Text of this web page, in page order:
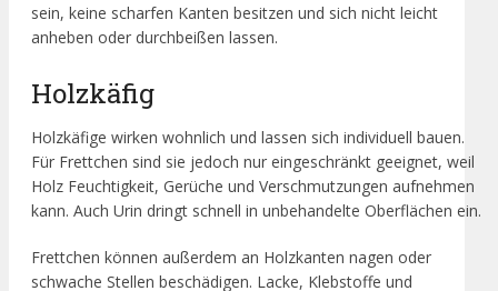
sein, keine scharfen Kanten besitzen und sich nicht leicht
anheben oder durchbeißen lassen.
Holzkäfig
Holzkäfige wirken wohnlich und lassen sich individuell bauen.
Für Frettchen sind sie jedoch nur eingeschränkt geeignet, weil
Holz Feuchtigkeit, Gerüche und Verschmutzungen aufnehmen
kann. Auch Urin dringt schnell in unbehandelte Oberflächen ein.
Frettchen können außerdem an Holzkanten nagen oder
schwache Stellen beschädigen. Lacke, Klebstoffe und